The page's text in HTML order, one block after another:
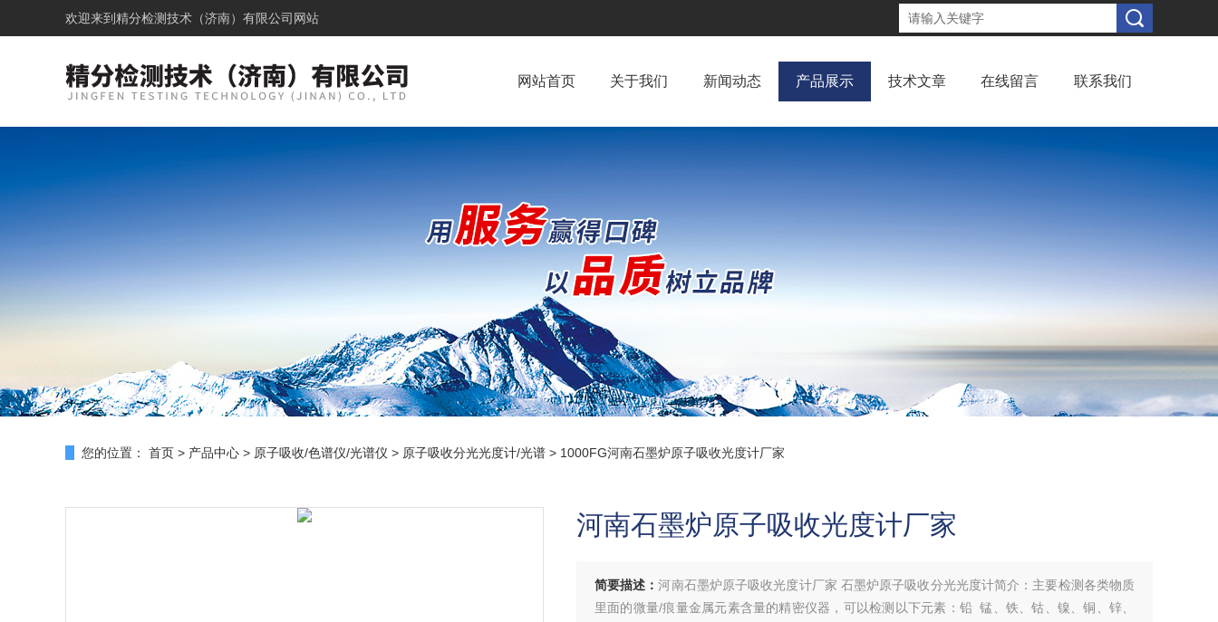
欢迎来到 精分检测技术（济南）有限公司网站
网站首页 关于我们 新闻动态 产品展示 技术文章 在线留言 联系我们
您的位置： 首页 > 产品中心 > 原子吸收/色谱仪/光谱仪 > 原子吸收分光光度计/光谱 > 1000FG河南石墨炉原子吸收光度计厂家
河南石墨炉原子吸收光度计厂家
简要描述：河南石墨炉原子吸收光度计厂家 石墨炉原子吸收分光光度计简介：主要检测各类物质
里面的微量/痕量金属元素含量的精密仪器，可以检测以下元素：铅 锰、铁、钴、镍、铜、锌、